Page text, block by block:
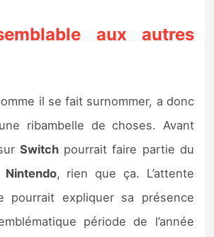
aux autres
il se fait surnommer, a donc
ribambelle de choses. Avant
Switchpourrait faire partie du
Nintendo, rien que ça. L’attente
pourrait expliquer sa présence
période de l’année